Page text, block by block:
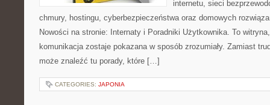
internetu, sieci
chmury, hostingu, cyberbezpieczeństwa oraz domowych
Nowości na stronie: Internaty i Poradniki Użytkownika. To
komunikacja zostaje pokazana w sposób zrozumiały. Zamiast
może znaleźć tu porady, które […]
CATEGORIES: JAPONIA